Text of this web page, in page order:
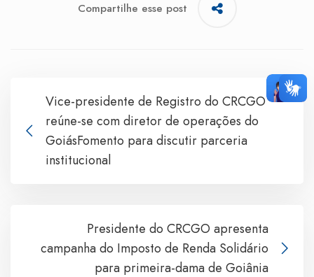
Compartilhe esse post
Vice-presidente de Registro do CRCGO
reúne-se com diretor de operações do
GoiásFomento para discutir parceria
institucional
Presidente do CRCGO apresenta
campanha do Imposto de Renda Solidário
para primeira-dama de Goiânia